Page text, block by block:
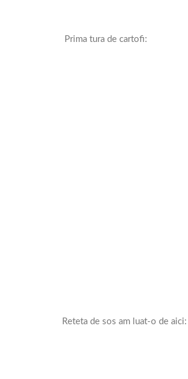
Prima tura de cartofi:
Reteta de sos am luat-o de